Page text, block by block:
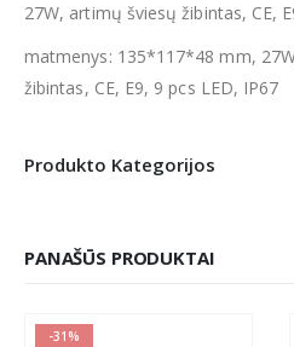
27W, artimų šviesų žibintas, CE,
matmenys: 135*117*48 mm,
žibintas, CE, E9, 9 pcs LED, IP67
Produkto Kategorijos
PANAŠŪS PRODUKTAI
-31%